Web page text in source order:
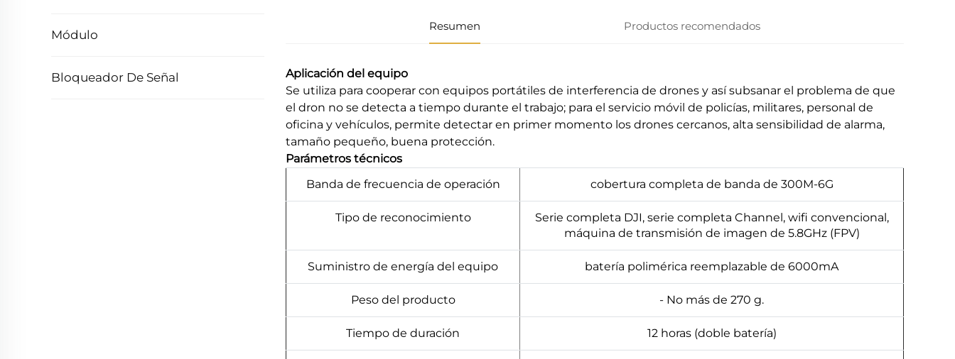
Módulo
Bloqueador De Señal
Resumen Productos recomendados
Aplicación del equipo
Se utiliza para cooperar con equipos portátiles de interferencia de drones y así subsanar el problema de que
el dron no se detecta a tiempo durante el trabajo; para el servicio móvil de policías, militares, personal de
oficina y vehículos, permite detectar en primer momento los drones cercanos, alta sensibilidad de alarma,
tamaño pequeño, buena protección.
Parámetros técnicos
Banda de frecuencia de operación
cobertura completa de banda de 300M-6G
Tipo de reconocimiento
Serie completa DJI, serie completa Channel, wifi convencional,
máquina de transmisión de imagen de 5.8GHz (FPV)
Suministro de energía del equipo batería polimérica reemplazable de 6000mA
Peso del producto - No más de 270 g.
Tiempo de duración 12 horas (doble batería)